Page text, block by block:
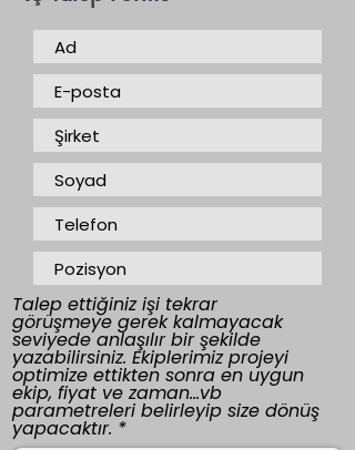
Talep ettiğiniz işi tekrar
görüşmeye gerek kalmayacak
seviyede anlaşılır bir şekilde
yazabilirsiniz. Ekiplerimiz projeyi
optimize ettikten sonra en uygun
ekip, fiyat ve zaman...vb
parametreleri belirleyip size dönüş
yapacaktır.